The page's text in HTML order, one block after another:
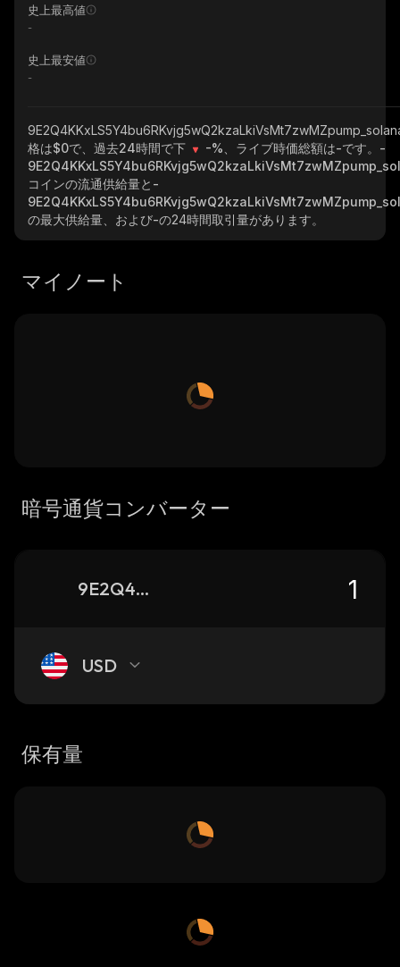
史上最高値
-
史上最安値
-
格は$0で、過去24時間で下
-% 、ライブ時価総額は-です。 -
コインの流通供給量と -
の最大供給量、および-の24時間取引量があります。
マイノート
暗号通貨コンバーター
9E2Q4KKxLS5Y4bu6RKvjg5wQ2kzaLkiVsMt7zwMZpump_solana
USD
保有量